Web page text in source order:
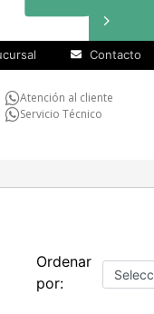
Contacto
Atención al cliente
Servicio Técnico
Ordenar
por: